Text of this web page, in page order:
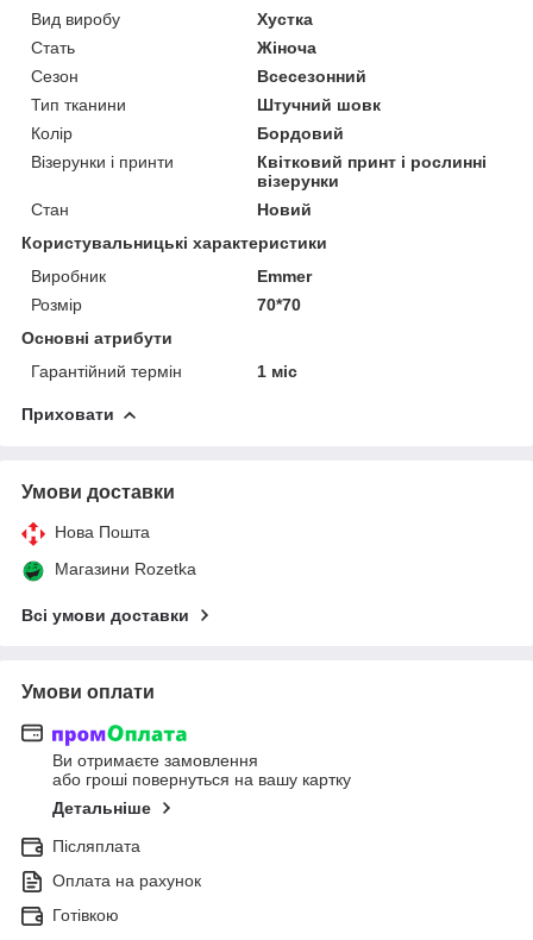
Вид виробу
Хустка
Стать
Жіноча
Сезон
Всесезонний
Тип тканини
Штучний шовк
Колір
Бордовий
Візерунки і принти
Квітковий принт і рослинні
візерунки
Стан
Новий
Користувальницькі характеристики
Виробник
Emmer
Розмір
70*70
Основні атрибути
Гарантійний термін
1 міс
Приховати
Умови доставки
Нова Пошта
Магазини Rozetka
Всі умови доставки
Умови оплати
Ви отримаєте замовлення
або гроші повернуться на вашу картку
Детальніше
Післяплата
Оплата на рахунок
Готівкою